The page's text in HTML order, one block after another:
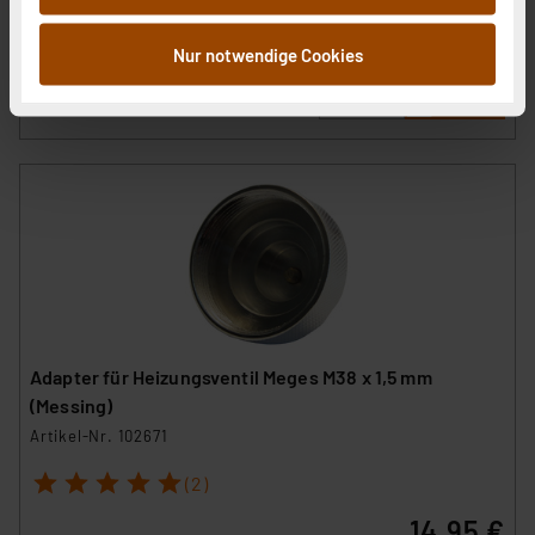
Informationen möglicherweise mit weiteren Daten
zusammen, die Sie ihnen bereitgestellt haben oder die
sie im Rahmen Ihrer Nutzung der Dienste gesammelt
der anschließenden Weiterverarbeitung für die
nachfolgend dargestellten bzw. die von Ihnen
ausgewählten Verarbeitungszwecke (Art. 6 Abs.1a DSG-
VO) zu. Eine detaillierte Auflistung der einzelnen
Cookies nach Zweck und Anbieter ist durch Klick auf
den Button „Ablehnen oder Einstellungen“ abrufbar. Sie
ablehnen oder ihr ganz oder teilweise zustimmen. Ihre
erteilte Zustimmung können Sie jederzeit unter dem
Die Rechtmäßigkeit der Speicherung, Abrufung und
Nur notwendige Cookies
inkl. MwSt.
Informationen zu Versandkosten
Adapter für Heizungsventil Meges M38 x 1,5 mm
(Messing)
Artikel-Nr. 102671
1 2 3 4 5 (2)